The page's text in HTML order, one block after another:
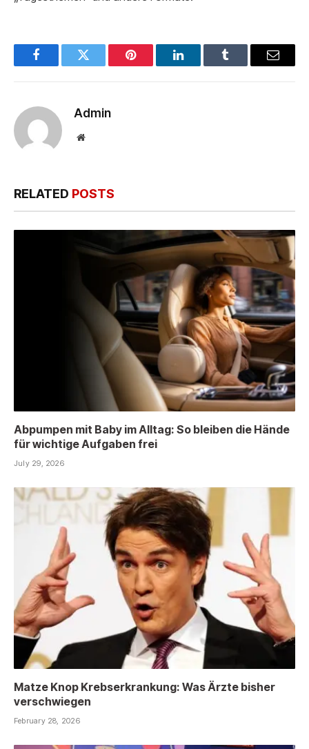
FacebookTwitter Pinterest LinkedInTumblr Email
Admin
Website
RELATED POSTS
Abpumpen mit Baby im Alltag: So bleiben die Hände
für wichtige Aufgaben frei
July 29, 2026
Matze Knop Krebserkrankung: Was Ärzte bisher
verschwiegen
February 28, 2026